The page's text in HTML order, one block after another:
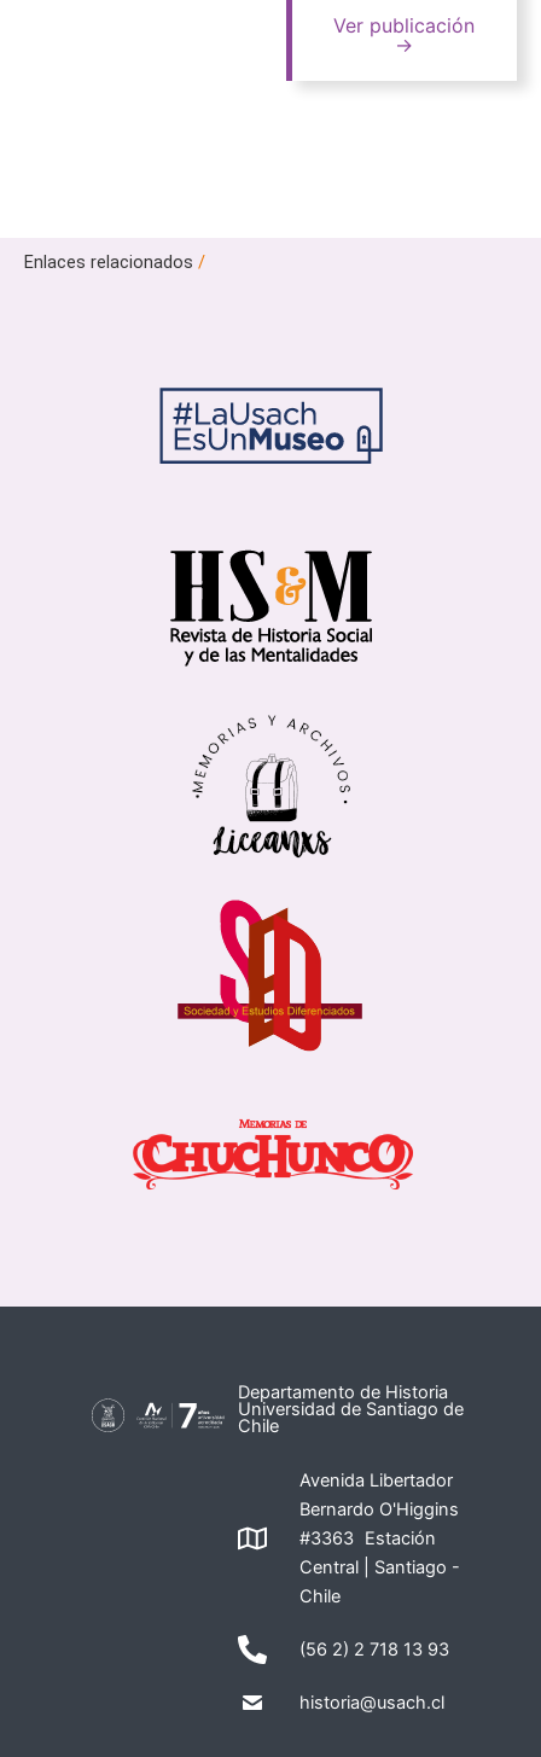
Ver publicación
→
Enlaces relacionados /
Departamento de Historia
Universidad de Santiago de
Chile
Avenida Libertador
Bernardo O'Higgins
#3363 Estación
Central | Santiago -
Chile
(56 2) 2 718 13 93
historia@usach.cl